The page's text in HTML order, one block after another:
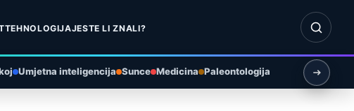
TEHNOLOGIJAJESTE LI ZNALI?
Otvori
Umjetna inteligencija Sunce Medicina Paleontologija